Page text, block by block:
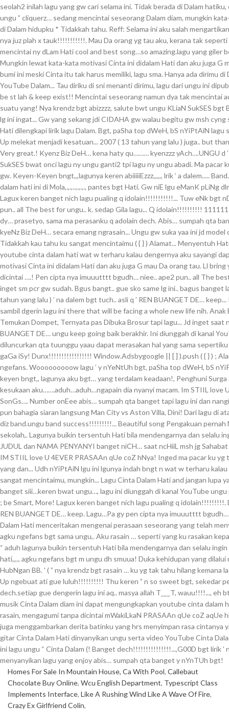
Homes For Sale In Mountain House, Ca With Pool, Callebaut
Chocolate Buy Online, Wcu English Department, Typescript Class
Implements Interface, Like A Rushing Wind Like A Wave Of Fire,
Crazy Ex Girlfriend Colin,